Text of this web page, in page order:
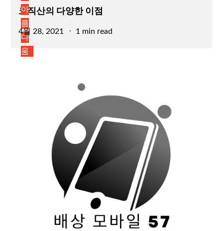
아
름
다
움
코직산의 다양한 이점
Posted
on
4월 28, 2021 1 min read